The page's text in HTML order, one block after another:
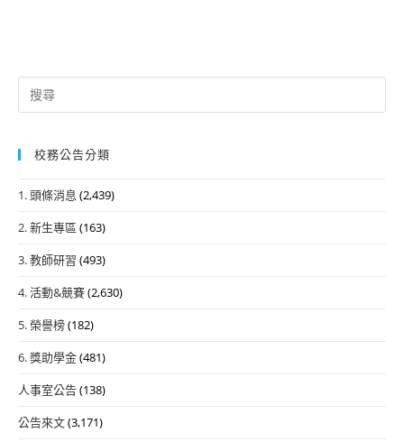
Search
for:
校務公告分類
1. 頭條消息 (2,439)
2. 新生專區 (163)
3. 教師研習 (493)
4. 活動&競賽(2,630)
5. 榮譽榜(182)
6. 獎助學金(481)
人事室公告(138)
公告來文(3,171)